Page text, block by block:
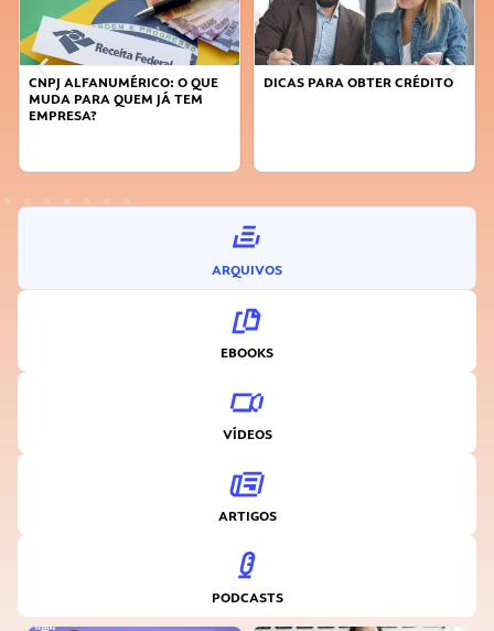
CNPJ ALFANUMÉRICO: O QUE
MUDA PARA QUEM JÁ TEM
EMPRESA?
DICAS PARA OBTER CRÉDITO
ARQUIVOS
EBOOKS
VÍDEOS
ARTIGOS
PODCASTS